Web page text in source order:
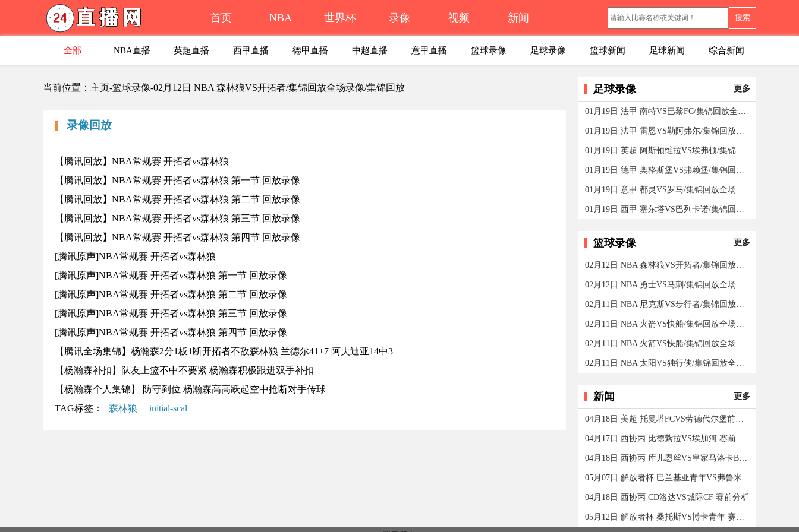
首页 NBA 世界杯 录像 视频 新闻 搜索
全部 NBA直播 英超直播 西甲直播 德甲直播 中超直播 意甲直播 篮球录像 足球录像 篮球新闻 足球新闻 综合新闻
当前位置：主页-篮球录像-02月12日 NBA 森林狼VS开拓者/集锦回放全场录像/集锦回放
录像回放
【腾讯回放】NBA常规赛 开拓者vs森林狼
【腾讯回放】NBA常规赛 开拓者vs森林狼 第一节 回放录像
【腾讯回放】NBA常规赛 开拓者vs森林狼 第二节 回放录像
【腾讯回放】NBA常规赛 开拓者vs森林狼 第三节 回放录像
【腾讯回放】NBA常规赛 开拓者vs森林狼 第四节 回放录像
[腾讯原声]NBA常规赛 开拓者vs森林狼
[腾讯原声]NBA常规赛 开拓者vs森林狼 第一节 回放录像
[腾讯原声]NBA常规赛 开拓者vs森林狼 第二节 回放录像
[腾讯原声]NBA常规赛 开拓者vs森林狼 第三节 回放录像
[腾讯原声]NBA常规赛 开拓者vs森林狼 第四节 回放录像
【腾讯全场集锦】杨瀚森2分1板1断开拓者不敌森林狼 兰德尔41+7 阿夫迪亚14中3
【杨瀚森补扣】队友上篮不中不要紧 杨瀚森积极跟进双手补扣
【杨瀚森个人集锦】 防守到位 杨瀚森高高跃起空中抢断对手传球
TAG标签：
森林狼 initial-scal
足球录像 更多
01月19日 法甲 南特VS巴黎FC/集锦回放全场录像/集锦回放
01月19日 法甲 雷恩VS勒阿弗尔/集锦回放全场录像/集锦回
01月19日 英超 阿斯顿维拉VS埃弗顿/集锦回放全场录像
01月19日 德甲 奥格斯堡VS弗赖堡/集锦回放全场录像/集锦
01月19日 意甲 都灵VS罗马/集锦回放全场录像/集锦回放
01月19日 西甲 塞尔塔VS巴列卡诺/集锦回放全场录像/集锦
篮球录像 更多
02月12日 NBA 森林狼VS开拓者/集锦回放全场录像/集锦回放
02月12日 NBA 勇士VS马刺/集锦回放全场录像/集锦回放
02月11日 NBA 尼克斯VS步行者/集锦回放全场录像/集锦回放
02月11日 NBA 火箭VS快船/集锦回放全场录像/集锦回放
02月11日 NBA 火箭VS快船/集锦回放全场录像/集锦回放
02月11日 NBA 太阳VS独行侠/集锦回放全场录像/集锦回放
新闻 更多
04月18日 美超 托曼塔FCVS劳德代尔堡前锋 赛前分析
04月17日 西协丙 比德紮拉VS埃加河 赛前分析
04月18日 西协丙 库儿恩丝VS皇家马洛卡B队 赛前分析
05月07日 解放者杯 巴兰基亚青年VS弗鲁米嫩塞 赛前分析
04月18日 西协丙 CD洛达VS城际CF 赛前分析
05月12日 解放者杯 桑托斯VS博卡青年 赛前分析